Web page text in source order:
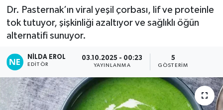
Dr. Pasternak’ın viral yeşil çorbası, lif ve proteinle
tok tutuyor, şişkinliği azaltıyor ve sağlıklı öğün
alternatifi sunuyor.
NILDA EROL
EDITÖR
03.10.2025 - 00:23
YAYINLANMA
5
GÖSTERIM